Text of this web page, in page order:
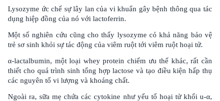
Lysozyme ức chế sự lây lan của vi khuẩn gây bệnh thông qua tác
dụng hiệp đồng của nó với lactoferrin.
Một số nghiên cứu cũng cho thấy lysozyme có khả năng bảo vệ
trẻ sơ sinh khỏi sự tác động của viêm ruột tới viêm ruột hoại tử.
α-lactalbumin, một loại whey protein chiếm ưu thế khác, rất cần
thiết cho quá trình sinh tổng hợp lactose và tạo điều kiện hấp thụ
các nguyên tố vi lượng và khoáng chất.
Ngoài ra, sữa mẹ chứa các cytokine như yếu tố hoại tử khối u-α,